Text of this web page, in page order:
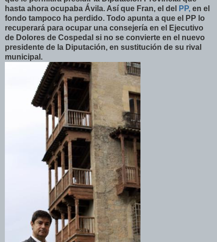
hasta ahora ocupaba Ávila. Así que Fran, el del
PP, en el
fondo tampoco ha perdido. Todo apunta a que el PP lo
recuperará para ocupar una consejería en el Ejecutivo
de Dolores de Cospedal si no se convierte en el nuevo
presidente de la Diputación, en sustitución de su rival
municipal.